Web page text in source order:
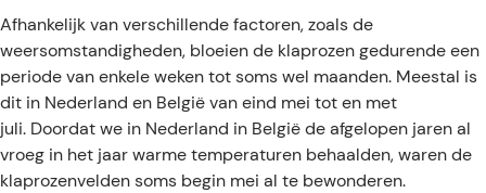
Afhankelijk van verschillende factoren, zoals de
weersomstandigheden, bloeien de klaprozen gedurende een
periode van enkele weken tot soms wel maanden. Meestal is
dit in Nederland en België van eind mei tot en met
juli. Doordat we in Nederland in België de afgelopen jaren al
vroeg in het jaar warme temperaturen behaalden, waren de
klaprozenvelden soms begin mei al te bewonderen.